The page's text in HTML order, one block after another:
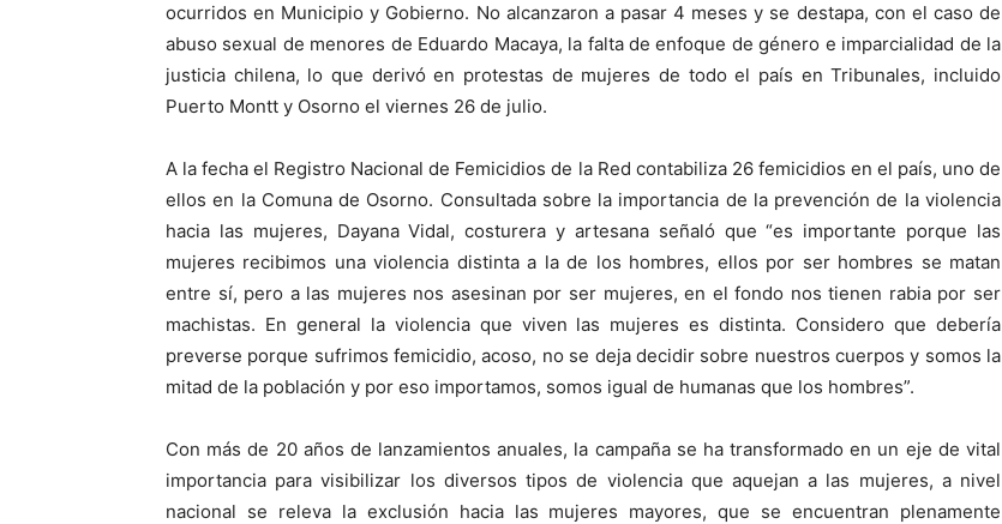
ocurridos en Municipio y Gobierno. No alcanzaron a pasar 4 meses y se destapa, con el caso de
abuso sexual de menores de Eduardo Macaya, la falta de enfoque de género e imparcialidad de la
justicia chilena, lo que derivó en protestas de mujeres de todo el país en Tribunales, incluido
Puerto Montt y Osorno el viernes 26 de julio.
A la fecha el Registro Nacional de Femicidios de la Red contabiliza 26 femicidios en el país, uno de
ellos en la Comuna de Osorno. Consultada sobre la importancia de la prevención de la violencia
hacia las mujeres, Dayana Vidal, costurera y artesana señaló que “es importante porque las
mujeres recibimos una violencia distinta a la de los hombres, ellos por ser hombres se matan
entre sí, pero a las mujeres nos asesinan por ser mujeres, en el fondo nos tienen rabia por ser
machistas. En general la violencia que viven las mujeres es distinta. Considero que debería
preverse porque sufrimos femicidio, acoso, no se deja decidir sobre nuestros cuerpos y somos la
mitad de la población y por eso importamos, somos igual de humanas que los hombres”.
Con más de 20 años de lanzamientos anuales, la campaña se ha transformado en un eje de vital
importancia para visibilizar los diversos tipos de violencia que aquejan a las mujeres, a nivel
nacional se releva la exclusión hacia las mujeres mayores, que se encuentran plenamente